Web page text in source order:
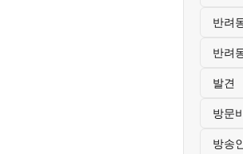
반려
반려
발견
방문
방송